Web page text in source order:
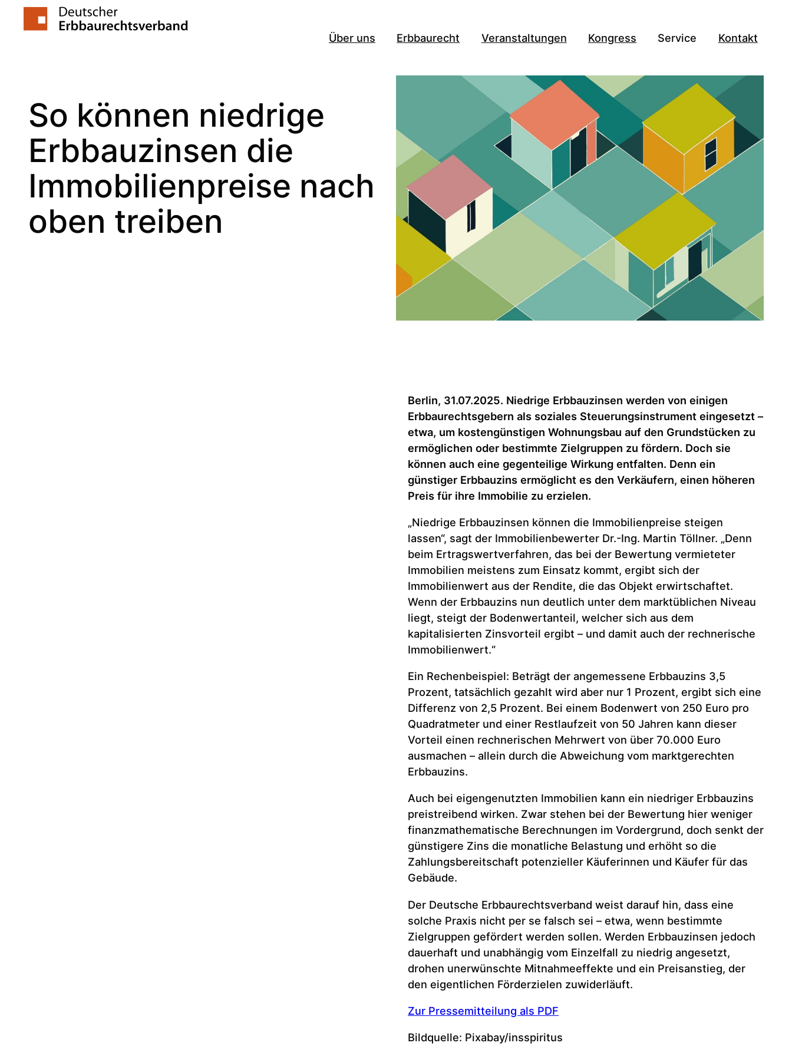
Inhalt
Über uns Erbbaurecht Veranstaltungen Kongress Service Kontakt
So können niedrige
Erbbauzinsen die
Immobilienpreise nach
oben treiben
Berlin, 31.07.2025. Niedrige Erbbauzinsen werden von einigen
Erbbaurechtsgebern als soziales Steuerungsinstrument eingesetzt –
etwa, um kostengünstigen Wohnungsbau auf den Grundstücken zu
ermöglichen oder bestimmte Zielgruppen zu fördern. Doch sie
können auch eine gegenteilige Wirkung entfalten. Denn ein
günstiger Erbbauzins ermöglicht es den Verkäufern, einen höheren
Preis für ihre Immobilie zu erzielen.
„Niedrige Erbbauzinsen können die Immobilienpreise steigen
lassen“, sagt der Immobilienbewerter Dr.-Ing. Martin Töllner. „Denn
beim Ertragswertverfahren, das bei der Bewertung vermieteter
Immobilien meistens zum Einsatz kommt, ergibt sich der
Immobilienwert aus der Rendite, die das Objekt erwirtschaftet.
Wenn der Erbbauzins nun deutlich unter dem marktüblichen Niveau
liegt, steigt der Bodenwertanteil, welcher sich aus dem
kapitalisierten Zinsvorteil ergibt – und damit auch der rechnerische
Immobilienwert.“
Ein Rechenbeispiel: Beträgt der angemessene Erbbauzins 3,5
Prozent, tatsächlich gezahlt wird aber nur 1 Prozent, ergibt sich eine
Differenz von 2,5 Prozent. Bei einem Bodenwert von 250 Euro pro
Quadratmeter und einer Restlaufzeit von 50 Jahren kann dieser
Vorteil einen rechnerischen Mehrwert von über 70.000 Euro
ausmachen – allein durch die Abweichung vom marktgerechten
Erbbauzins.
Auch bei eigengenutzten Immobilien kann ein niedriger Erbbauzins
preistreibend wirken. Zwar stehen bei der Bewertung hier weniger
finanzmathematische Berechnungen im Vordergrund, doch senkt der
günstigere Zins die monatliche Belastung und erhöht so die
Zahlungsbereitschaft potenzieller Käuferinnen und Käufer für das
Gebäude.
Der Deutsche Erbbaurechtsverband weist darauf hin, dass eine
solche Praxis nicht per se falsch sei – etwa, wenn bestimmte
Zielgruppen gefördert werden sollen. Werden Erbbauzinsen jedoch
dauerhaft und unabhängig vom Einzelfall zu niedrig angesetzt,
drohen unerwünschte Mitnahmeeffekte und ein Preisanstieg, der
den eigentlichen Förderzielen zuwiderläuft.
Zur Pressemitteilung als PDF
Bildquelle: Pixabay/insspiritus